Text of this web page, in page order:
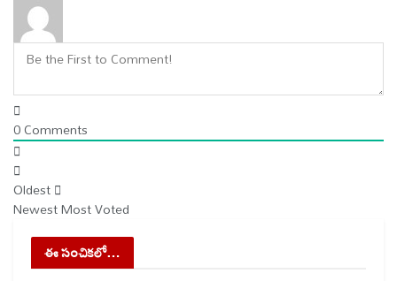
0Comments
Oldest
NewestMost Voted
ఈ సంచికలో…